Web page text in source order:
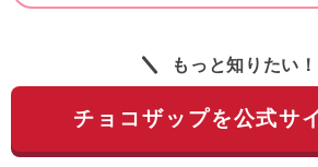
もっと知りたい！
チョコザップを公式サ